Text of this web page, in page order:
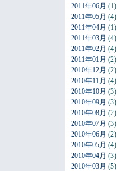
2011年06月 (1)
2011年05月 (4)
2011年04月 (1)
2011年03月 (4)
2011年02月 (4)
2011年01月 (2)
2010年12月 (2)
2010年11月 (4)
2010年10月 (3)
2010年09月 (3)
2010年08月 (2)
2010年07月 (3)
2010年06月 (2)
2010年05月 (4)
2010年04月 (3)
2010年03月 (5)